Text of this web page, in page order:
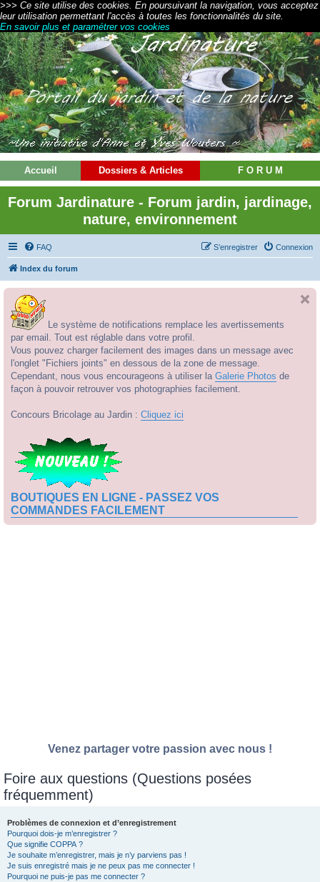
>>> Ce site utilise des cookies. En poursuivant la navigation, vous acceptez
leur utilisation permettant l'accès à toutes les fonctionnalités du site.
En savoir plus et paramétrer vos cookies
Accueil Dossiers & Articles F O R U M
Forum Jardinature - Forum jardin, jardinage,
nature, environnement
FAQ Connexion
S’enregistrer
Index du forum
Le système de notifications remplace les avertissements
par email. Tout est réglable dans votre profil.
Vous pouvez charger facilement des images dans un message avec
l'onglet "Fichiers joints" en dessous de la zone de message.
Cependant, nous vous encourageons à utiliser la Galerie Photos de
façon à pouvoir retrouver vos photographies facilement.
Concours Bricolage au Jardin : Cliquez ici
BOUTIQUES EN LIGNE - PASSEZ VOS
COMMANDES FACILEMENT
Venez partager votre passion avec nous !
Foire aux questions (Questions posées
fréquemment)
Problèmes de connexion et d’enregistrement
Pourquoi dois-je m’enregistrer ?
Que signifie COPPA ?
Je souhaite m’enregistrer, mais je n’y parviens pas !
Je suis enregistré mais je ne peux pas me connecter !
Pourquoi ne puis-je pas me connecter ?